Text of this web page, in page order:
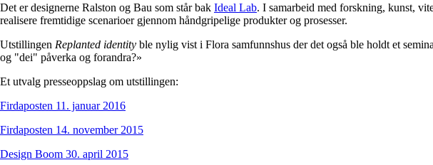
Det er designerne Ralston og Bau som står bak Ideal Lab. I samarbeid med forskning, kunst,
realisere fremtidige scenarioer gjennom håndgripelige produkter og prosesser.
Utstillingen Replanted identity ble nylig vist i Flora samfunnshus der det også ble holdt et
og "dei" påverka og forandra?»
Et utvalg presseoppslag om utstillingen:
Firdaposten 11. januar 2016
Firdaposten 14. november 2015
Design Boom 30. april 2015